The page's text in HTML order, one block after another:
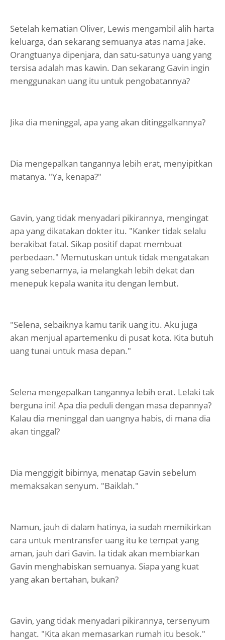
Setelah kematian Oliver, Lewis mengambil alih harta
keluarga, dan sekarang semuanya atas nama Jake.
Orangtuanya dipenjara, dan satu-satunya uang yang
tersisa adalah mas kawin. Dan sekarang Gavin ingin
menggunakan uang itu untuk pengobatannya?
Jika dia meninggal, apa yang akan ditinggalkannya?
Dia mengepalkan tangannya lebih erat, menyipitkan
matanya. "Ya, kenapa?"
Gavin, yang tidak menyadari pikirannya, mengingat
apa yang dikatakan dokter itu. "Kanker tidak selalu
berakibat fatal. Sikap positif dapat membuat
perbedaan." Memutuskan untuk tidak mengatakan
yang sebenarnya, ia melangkah lebih dekat dan
menepuk kepala wanita itu dengan lembut.
"Selena, sebaiknya kamu tarik uang itu. Aku juga
akan menjual apartemenku di pusat kota. Kita butuh
uang tunai untuk masa depan."
Selena mengepalkan tangannya lebih erat. Lelaki tak
berguna ini! Apa dia peduli dengan masa depannya?
Kalau dia meninggal dan uangnya habis, di mana dia
akan tinggal?
Dia menggigit bibirnya, menatap Gavin sebelum
memaksakan senyum. "Baiklah."
Namun, jauh di dalam hatinya, ia sudah memikirkan
cara untuk mentransfer uang itu ke tempat yang
aman, jauh dari Gavin. Ia tidak akan membiarkan
Gavin menghabiskan semuanya. Siapa yang kuat
yang akan bertahan, bukan?
Gavin, yang tidak menyadari pikirannya, tersenyum
hangat. "Kita akan memasarkan rumah itu besok."